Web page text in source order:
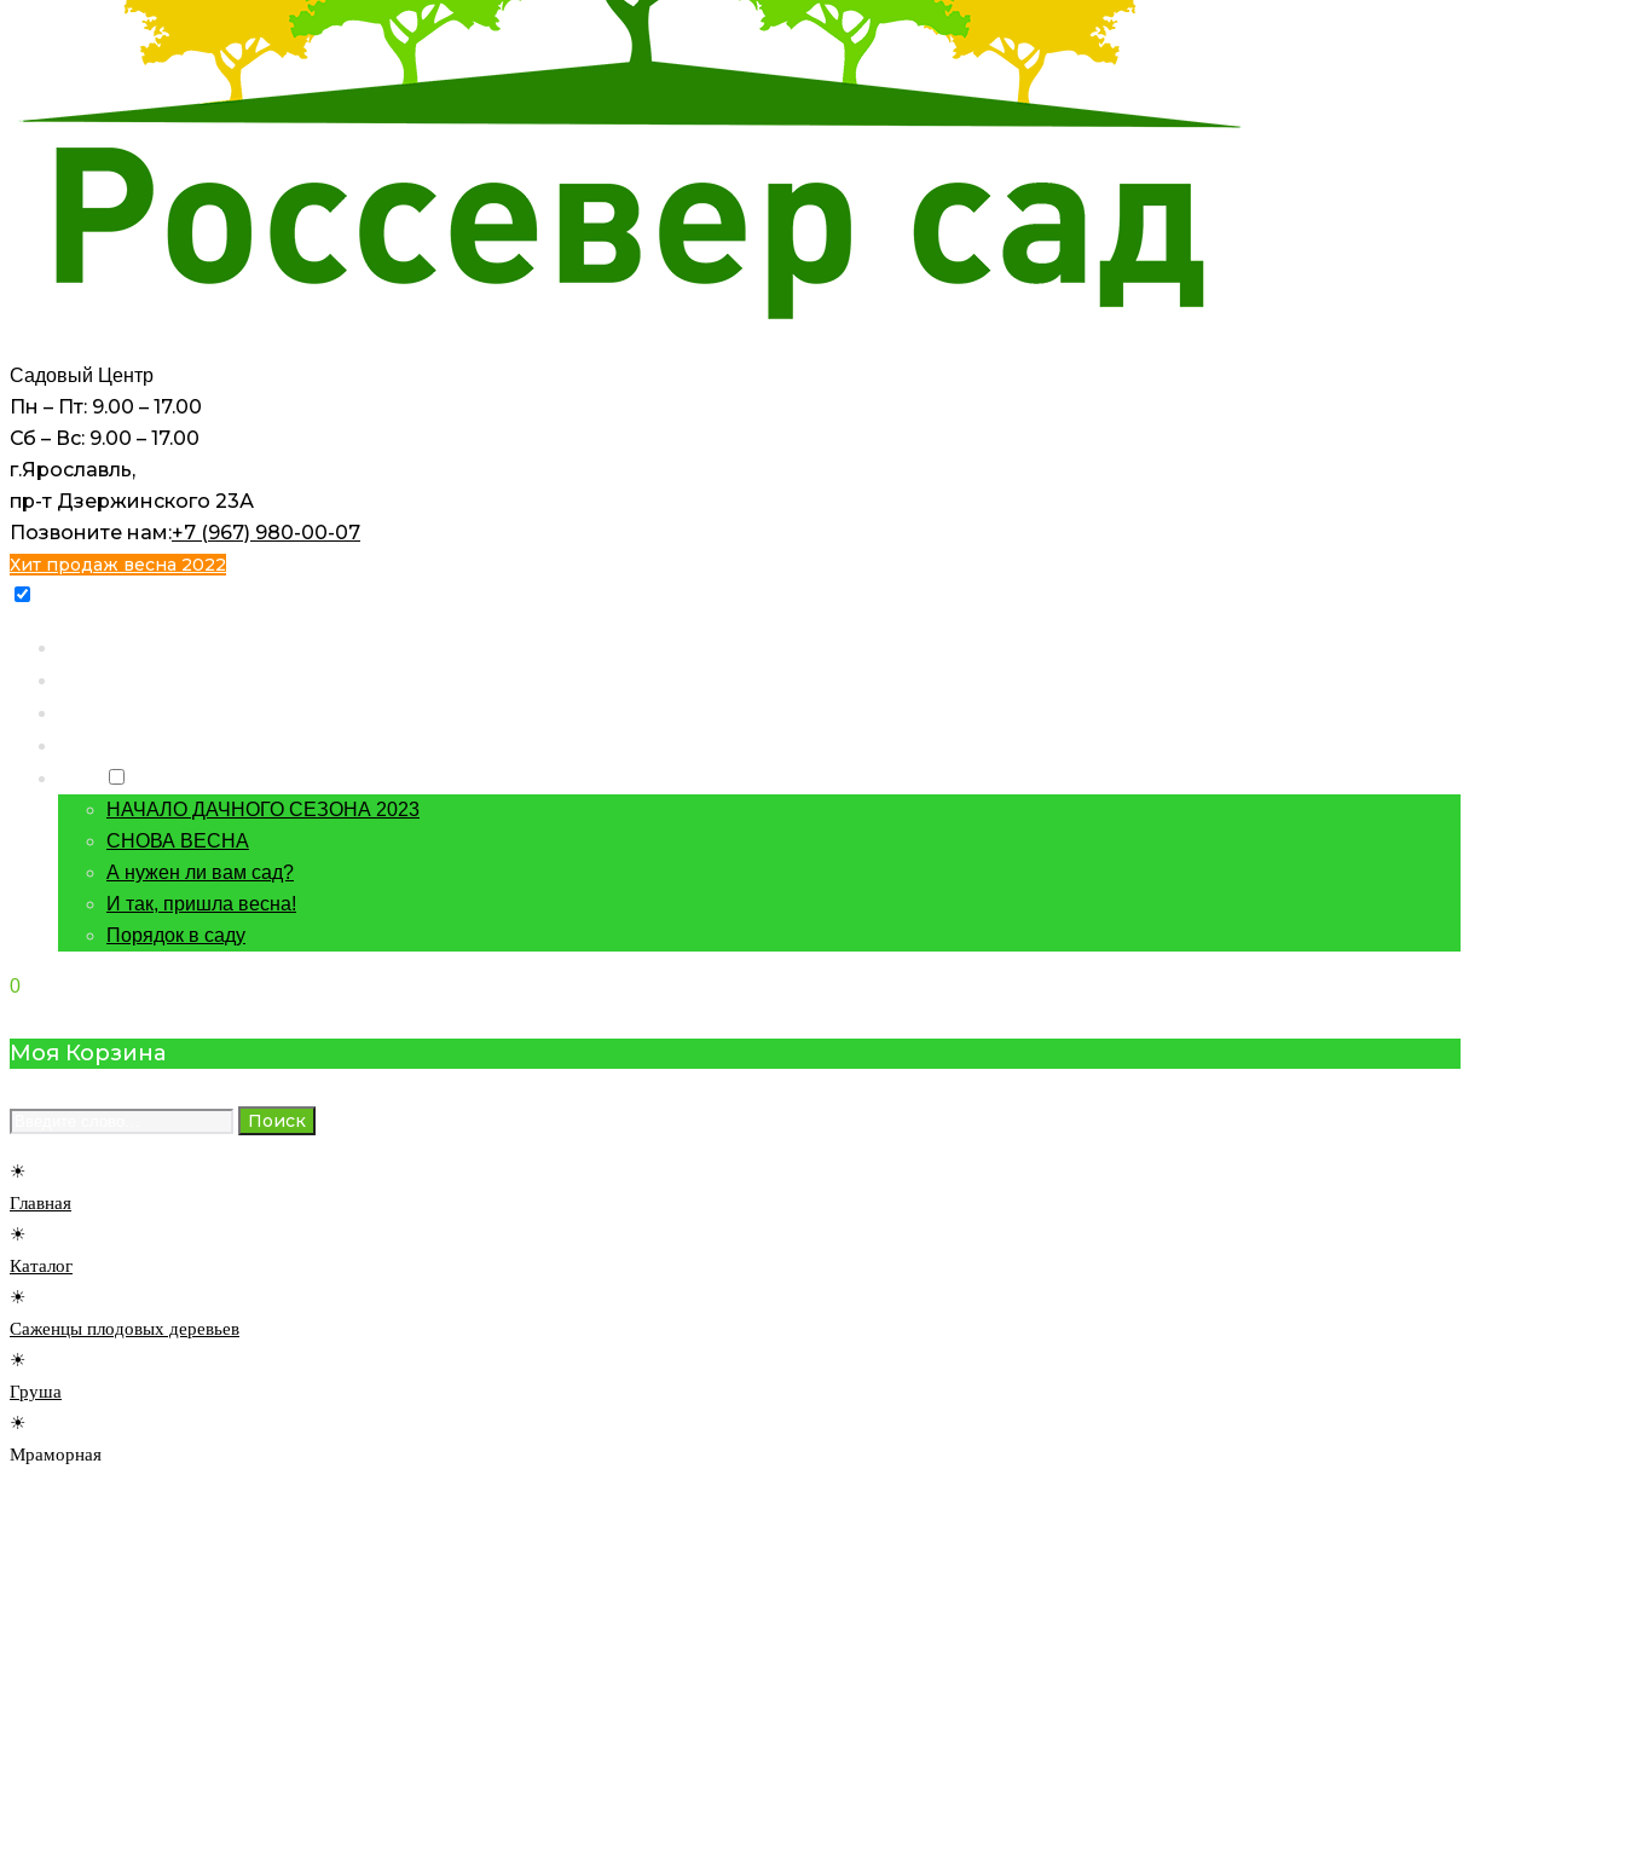
Садовый Центр
Пн – Пт: 9.00 – 17.00
Сб – Вс: 9.00 – 17.00
г.Ярославль,
пр-т Дзержинского 23А
Позвоните нам:+7 (967) 980-00-07
Хит продаж весна 2022
НАЧАЛО ДАЧНОГО СЕЗОНА 2023
СНОВА ВЕСНА
А нужен ли вам сад?
И так, пришла весна!
Порядок в саду
0
Моя Корзина
Поиск
☀
Главная
☀
Каталог
☀
Саженцы плодовых деревьев
☀
Груша
☀
Мраморная